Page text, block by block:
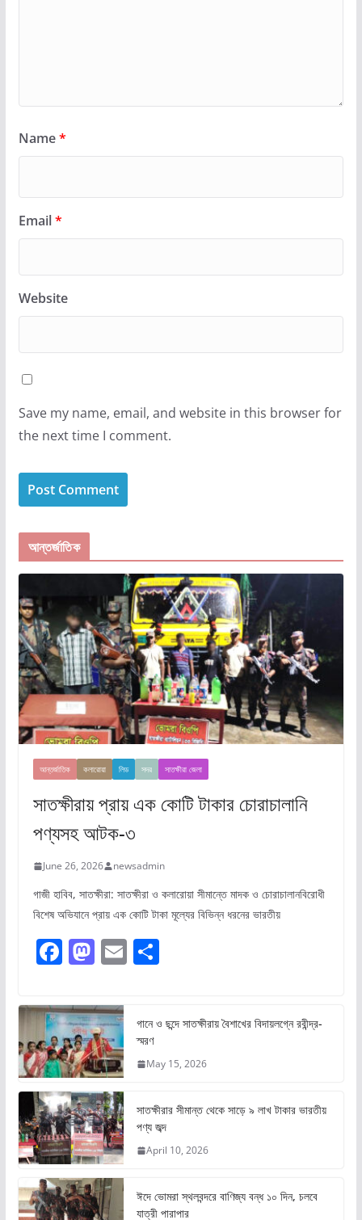
Name*
Email*
Website
Save my name, email, and website in this browser for
the next time I comment.
আন্তর্জাতিক
আন্তর্জাতিক কলারোয়া লিড সদর সাতক্ষীরা জেলা
সাতক্ষীরায় প্রায় এক কোটি টাকার চোরাচালানি
পণ্যসহ আটক-৩
June 26, 2026 newsadmin
গাজী হাবিব, সাতক্ষীরা: সাতক্ষীরা ও কলারোয়া সীমান্তে মাদক ও চোরাচালানবিরোধী
বিশেষ অভিযানে প্রায় এক কোটি টাকা মূল্যের বিভিন্ন ধরনের ভারতীয়
F
c
e
b
o
o
k
M
st
o
d
o
n
E S
e
গানে ও ছন্দে সাতক্ষীরায় বৈশাখের বিদায়লগ্নে রবীন্দ্র-
স্মরণ
May 15, 2026
সাতক্ষীরার সীমান্ত থেকে সাড়ে ৯ লাখ টাকার ভারতীয়
পণ্য জব্দ
April 10, 2026
ঈদে ভোমরা স্থলবন্দরে বাণিজ্য বন্ধ ১০ দিন, চলবে
যাত্রী পারাপার